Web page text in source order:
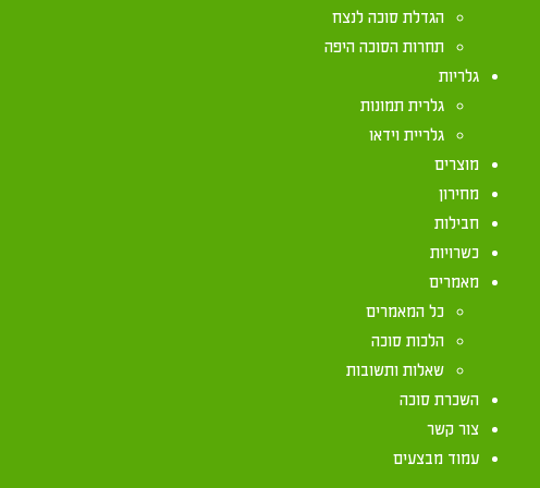
הגדלת סוכה לנצח
תחרות הסוכה היפה
גלריות
גלרית תמונות
גלריית וידאו
מוצרים
מחירון
חבילות
כשרויות
מאמרים
כל המאמרים
הלכות סוכה
שאלות ותשובות
השכרת סוכה
צור קשר
עמוד מבצעים
דף מידע על הלכות סוכה – ניתן למצוא באתר משרד החינוך,
MiktsootVeTchumayLimud/holidays-and-special-
days/Pages/sukkot.aspx